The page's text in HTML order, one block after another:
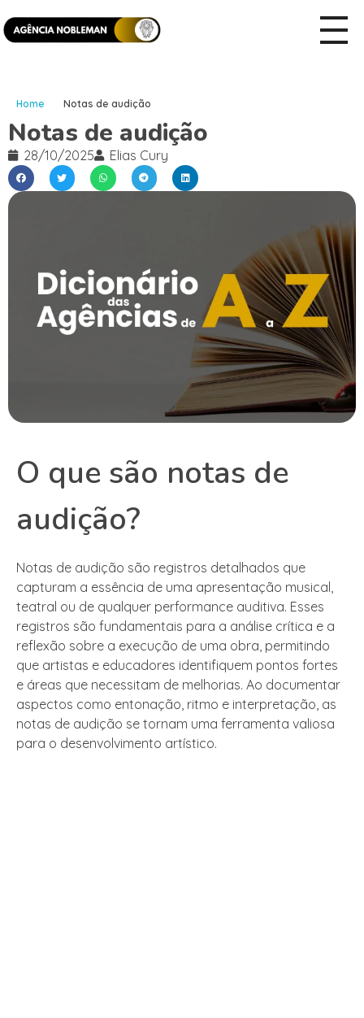
Home Notas de audição
Notas de audição
28/10/2025 Elias Cury
O que são notas de
audição?
Notas de audição são registros detalhados que
capturam a essência de uma apresentação musical,
teatral ou de qualquer performance auditiva. Esses
registros são fundamentais para a análise crítica e a
reflexão sobre a execução de uma obra, permitindo
que artistas e educadores identifiquem pontos fortes
e áreas que necessitam de melhorias. Ao documentar
aspectos como entonação, ritmo e interpretação, as
notas de audição se tornam uma ferramenta valiosa
para o desenvolvimento artístico.